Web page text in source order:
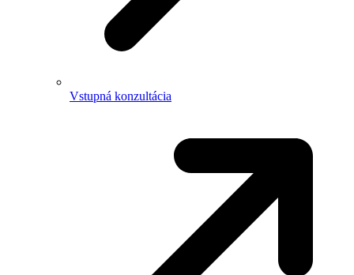
Vstupná konzultácia